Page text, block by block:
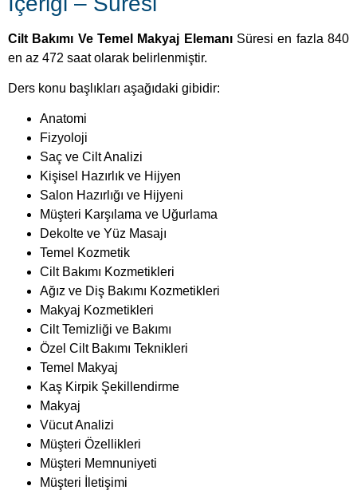
Cilt Bakımı Ve Temel Makyaj Elemanı Süresi en fazla 840
en az 472 saat olarak belirlenmiştir.
Ders konu başlıkları aşağıdaki gibidir:
Anatomi
Fizyoloji
Saç ve Cilt Analizi
Kişisel Hazırlık ve Hijyen
Salon Hazırlığı ve Hijyeni
Müşteri Karşılama ve Uğurlama
Dekolte ve Yüz Masajı
Temel Kozmetik
Cilt Bakımı Kozmetikleri
Ağız ve Diş Bakımı Kozmetikleri
Makyaj Kozmetikleri
Cilt Temizliği ve Bakımı
Özel Cilt Bakımı Teknikleri
Temel Makyaj
Kaş Kirpik Şekillendirme
Makyaj
Vücut Analizi
Müşteri Özellikleri
Müşteri Memnuniyeti
Müşteri İletişimi